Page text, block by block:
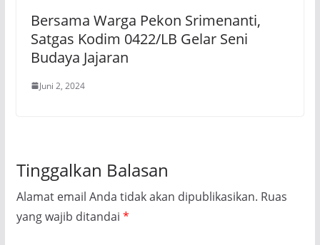
Bersama Warga Pekon Srimenanti,
Satgas Kodim 0422/LB Gelar Seni
Budaya Jajaran
Juni 2, 2024
Tinggalkan Balasan
Alamat email Anda tidak akan dipublikasikan. Ruas
yang wajib ditandai *